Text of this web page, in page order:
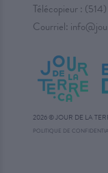
Télécopieur :
Courriel:
2026 © JOUR DE LA
POLITIQUE DE